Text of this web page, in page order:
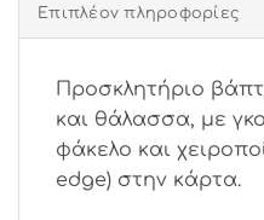
Επιπλέον πληροφορίες
Προσκλητήριο
και θάλασσα, με
φάκελο και
edge) στην κάρτα.